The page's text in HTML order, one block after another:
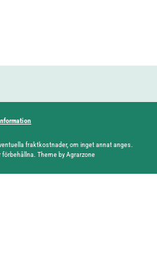
Information
fraktkostnader, om inget annat anges.
Theme by Agrarzone